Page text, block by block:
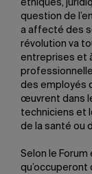
éthiques,
question de
a affecté des
révolution va
entreprises et
des employés
œuvrent dans
techniciens et
de la santé ou
Selon le
qu’occuperont